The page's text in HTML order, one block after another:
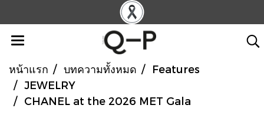
หน้าแรก บทความทั้งหมด
Features
JEWELRY
CHANEL at the 2026 MET Gala